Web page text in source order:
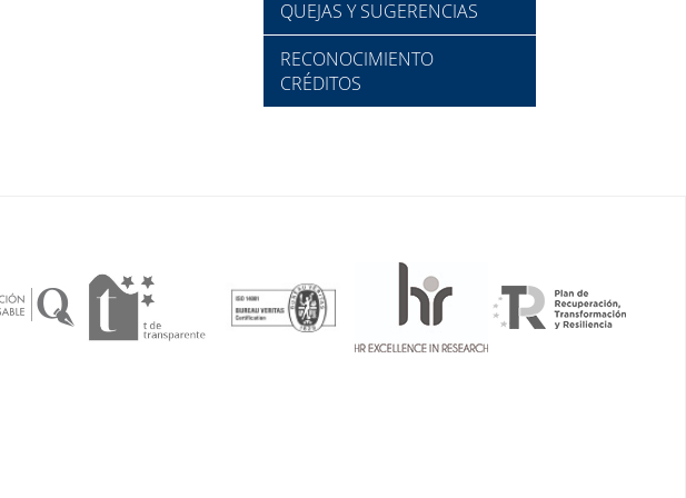
QUEJAS Y SUGERENCIAS
RECONOCIMIENTO
CRÉDITOS